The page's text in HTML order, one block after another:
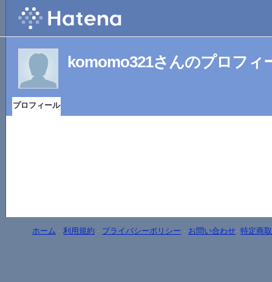
komomo321さんのプロフィ
プロフィール
ホーム - 利用規約 - プライバシーポリシー - お問い合わせ- 特定商